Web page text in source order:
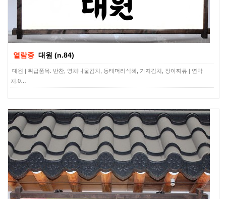
열람중 대원 (n.84)
대원 | 취급품목: 반찬, 영채나물김치, 동태머리식혜, 가지김치, 장아찌류 | 연락
처:0…